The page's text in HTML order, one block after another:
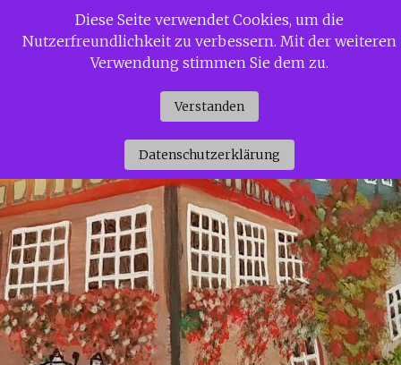
InhaltSiggi Gerdaus Welt
Diese Seite verwendet Cookies, um die
Nutzerfreundlichkeit zu verbessern. Mit der weiteren
Verwendung stimmen Sie dem zu.
Verstanden
Datenschutzerklärung